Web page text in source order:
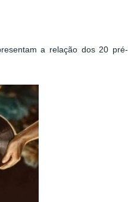
a relação dos 20 pré-